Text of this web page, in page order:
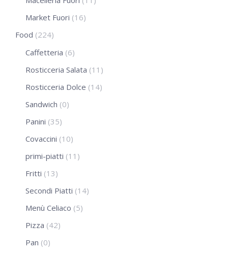
Market Fuori (16)
Food (224)
Caffetteria (6)
Rosticceria Salata (11)
Rosticceria Dolce (14)
Sandwich (0)
Panini (35)
Covaccini (10)
primi-piatti (11)
Fritti (13)
Secondi Piatti (14)
Menù Celiaco (5)
Pizza (42)
Pan (0)